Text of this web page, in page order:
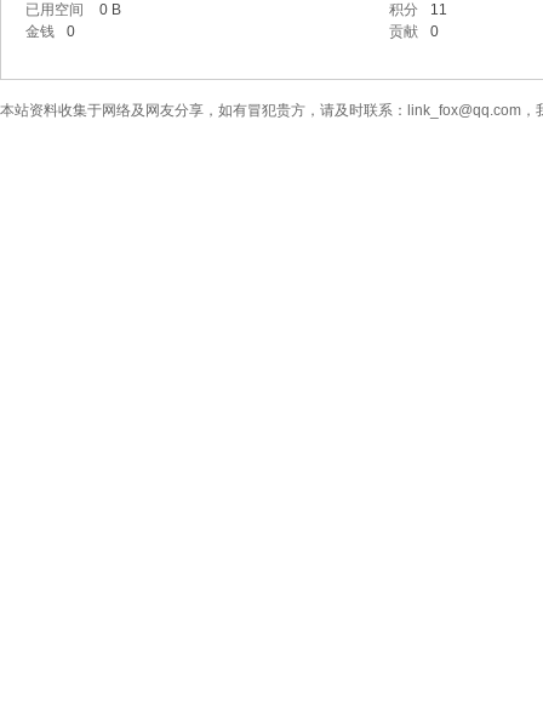
已用空间
0 B 积分
11
金钱
0 贡献 0
本站资料收集于网络及网友分享，如有冒犯贵方，请及时联系：link_fox@qq.com，